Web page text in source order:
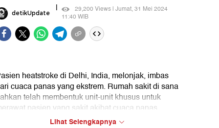
detikUpdate |
29,200 Views | Jumat, 31 Mei 2024
11:40 WIB
heatstroke di Delhi, India, melonjak, imbas
cuaca panas yang ekstrem. Rumah sakit di sana
telah membentuk unit-unit khusus untuk
pasien yang sakit akibat cuaca panas.
Lihat Selengkapnya